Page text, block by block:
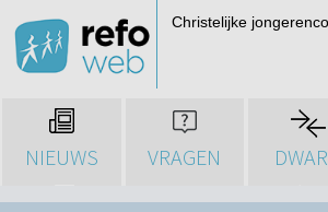
Christelijke
NIEUWS VRAGEN